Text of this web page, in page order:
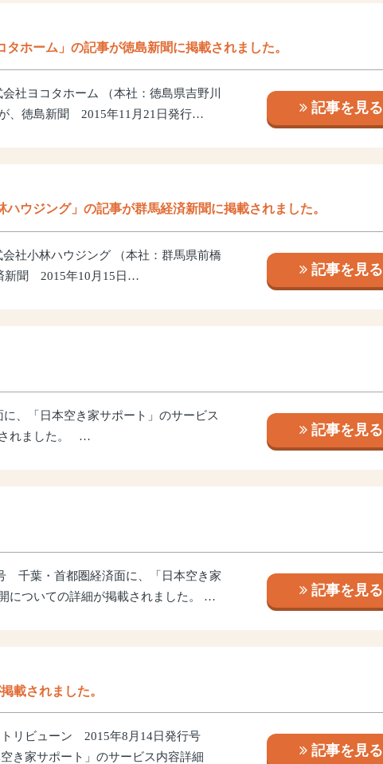
タホーム」の記事が徳島新聞に掲載されました。
社ヨコタホーム （本社：徳島県吉野川
、徳島新聞 2015年11月21日発行…
記事を見る
ハウジング」の記事が群馬経済新聞に掲載されました。
社小林ハウジング （本社：群馬県前橋
新聞 2015年10月15日…
記事を見る
、「日本空き家サポート」のサービス
されました。 …
記事を見る
千葉・首都圏経済面に、「日本空き家
についての詳細が掲載されました。 …
記事を見る
載されました。
リビューン 2015年8月14日発行号
き家サポート」のサービス内容詳細
記事を見る